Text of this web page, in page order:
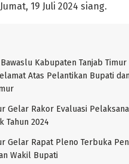
19 Juli 2024 siang.
Kabupaten Tanjab Timur
Atas Pelantikan Bupati
Gelar Rakor Evaluasi
Tahun 2024
Gelar Rapat Pleno Terbuka
Wakil Bupati